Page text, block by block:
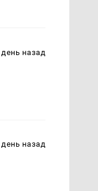
день назад
день назад